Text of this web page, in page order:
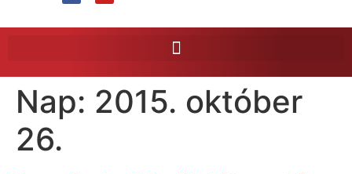
Nap: 2015. október
26.